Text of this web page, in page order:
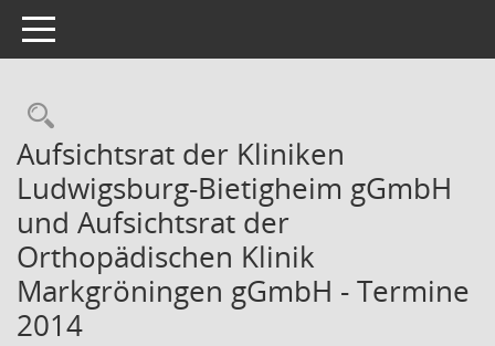
Toggle navigation
Aufsichtsrat der Kliniken
Ludwigsburg-Bietigheim gGmbH
und Aufsichtsrat der
Orthopädischen Klinik
Markgröningen gGmbH - Termine
2014